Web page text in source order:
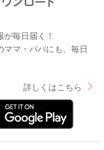
毎日届く！
マ・パパにも、毎日
詳しくはこちら